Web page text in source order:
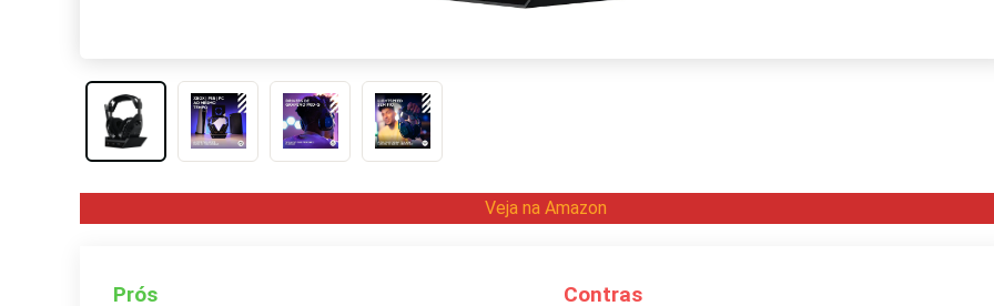
Veja na Amazon
Prós Contras